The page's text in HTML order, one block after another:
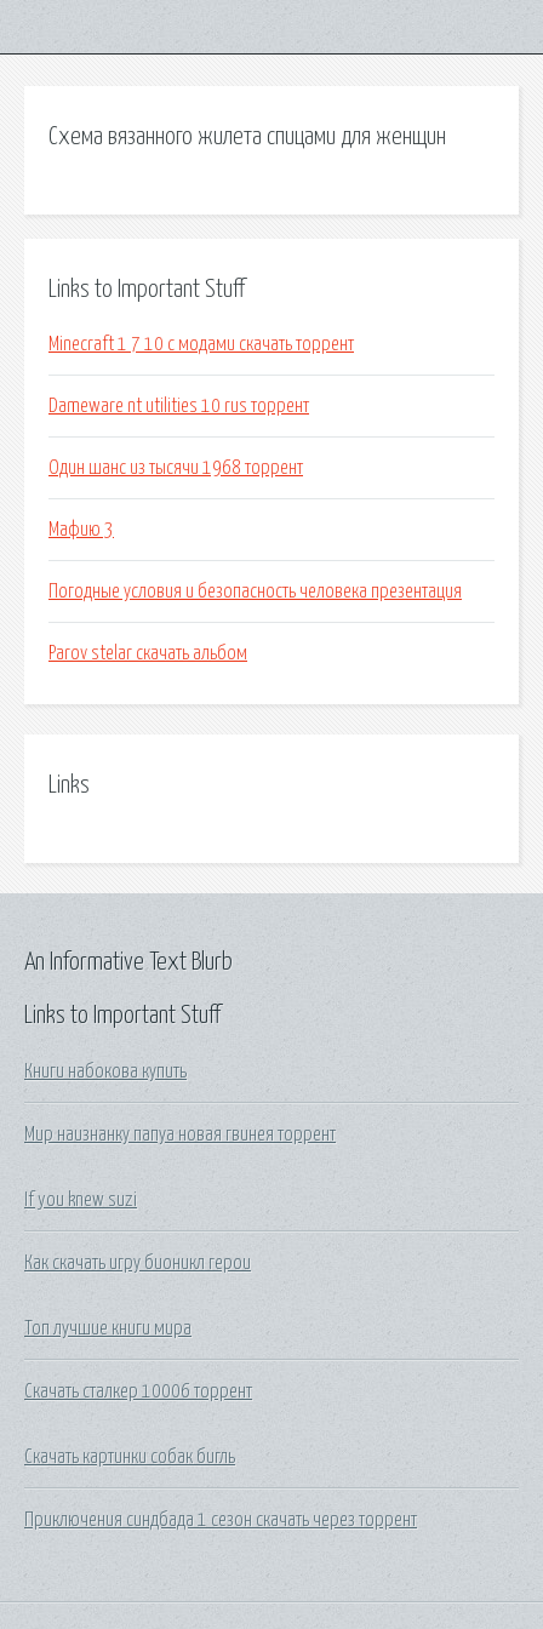
Схема вязанного жилета спицами для женщин
Links to Important Stuff
Minecraft 1 7 10 с модами скачать торрент
Dameware nt utilities 10 rus торрент
Один шанс из тысячи 1968 торрент
Мафию 3
Погодные условия и безопасность человека презентация
Parov stelar скачать альбом
Links
Links to Important Stuff
Книги набокова купить
Мир наизнанку папуа новая гвинея торрент
If you knew suzi
Как скачать игру бионикл герои
Топ лучшие книги мира
Скачать сталкер 10006 торрент
Скачать картинки собак бигль
Приключения синдбада 1 сезон скачать через торрент
An Informative Text Blurb